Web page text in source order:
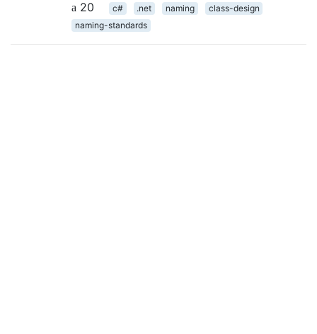
20 c# .net naming
class-design
naming-standards